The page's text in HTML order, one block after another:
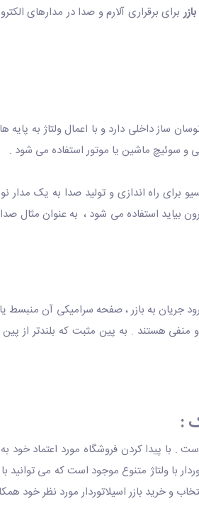
بازربرای برقراری آلارم و صدا در مدارهای
ساز داخلی دارد و با اعمال ولتاژ به
و سوئیچ ماشین یا موتور استفاده می شود .
برای راه اندازی و تولید صدا به یک مدار
بیاید استفاده می شود ، به عنوان
جریان به بازر ، صفحه سرامیکی آن
:
. با پیدا کردن فروشگاه مورد اعتماد خود
با ولتاژ متنوع موجود است که می
و خرید بازر اسیلاتوردار مورد نظر خود